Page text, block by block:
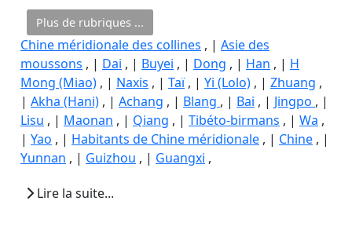
Plus de rubriques ...
Chine méridionale des collines , | Asie des
moussons , | Dai , | Buyei , | Dong , | Han , | H
Mong (Miao) , | Naxis , | Taï, | Yi (Lolo) , | Zhuang ,
| Akha (Hani) , | Achang , | Blang , | Bai , | Jingpo , |
Lisu , | Maonan , | Qiang , | Tibéto-birmans , | Wa ,
| Yao , | Habitants de Chine méridionale , | Chine , |
Yunnan , | Guizhou , | Guangxi ,
Lire la suite...